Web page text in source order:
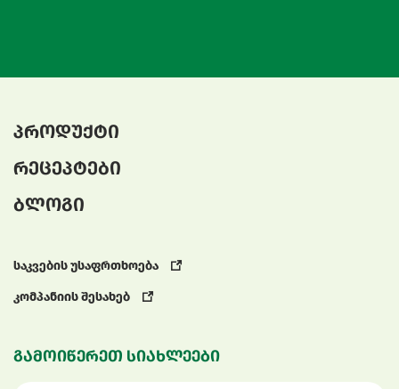
პროდუქტი
რეცეპტები
ბლოგი
საკვების უსაფრთხოება
კომპანიის შესახებ
გამოიწერეთ სიახლეები